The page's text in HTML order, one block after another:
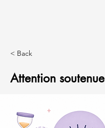
< Back
Attention soutenue